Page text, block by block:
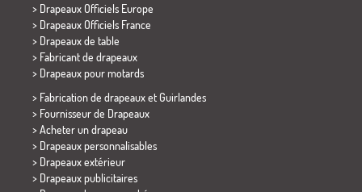
> Drapeaux Officiels Europe
> Drapeaux Officiels France
> Drapeaux de table
> Fabricant de drapeaux
> Drapeaux pour motards
> Fabrication de drapeaux et Guirlandes
> Fournisseur de Drapeaux
> Acheter un drapeau
> Drapeaux personnalisables
> Drapeaux extérieur
> Drapeaux publicitaires